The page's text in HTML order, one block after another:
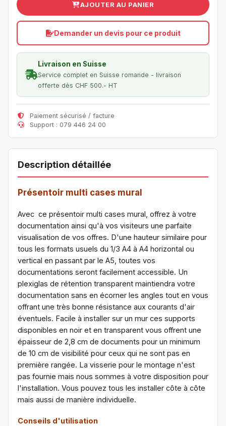
AJOUTER AU PANIER
Demander un devis pour ce produit
Livraison en Suisse
Service complet en Suisse romande - livraison
offerte dès CHF 500.- HT
Paiement sécurisé / facture
Support : 079 446 24 00
Description détaillée
Présentoir multi cases mural
Avec ce présentoir multi cases mural, offrez à votre
documentation ainsi qu'à vos visiteurs une parfaite
visualisation de vos offres. D'une hauteur similaire pour
tous les formats usuels du 1/3 A4 à A4 horizontal ou
vertical en passant par le A5, toutes vos
documentations seront facilement accessible. Un
plexiglas de rétention transparent maintiendra votre
documentation sans en écorner les angles tout en vous
offrant une très bonne résistance aux courants d'air
éventuels. Facile à installer sur un mur ces supports
disponibles en noir et en transparent vous offrent une
épaisseur de 2,8 cm de documents pour un minimum
de 10 cm de visibilité pour ceux qui ne sont pas en
première rangée. La visserie pour le montage n'est
pas fournie mais nous sommes à votre disposition pour
l'installation. Vous pouvez tous les installer côte à côte
mais aussi de manière individuelle.
Conseils d'utilisation